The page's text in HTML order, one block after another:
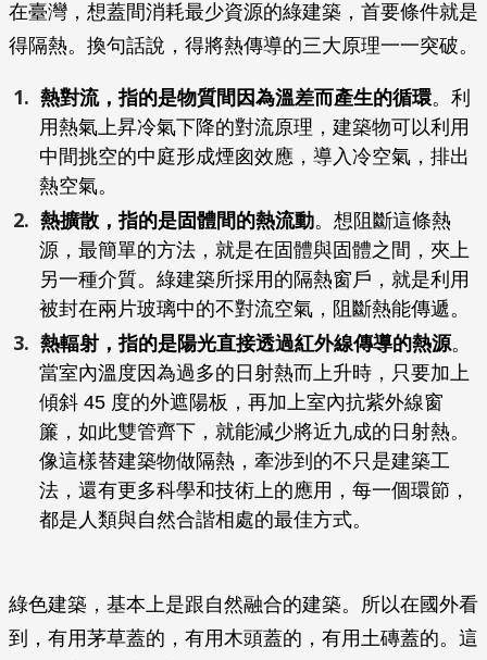
在臺灣，想蓋間消耗最少資源的綠建築，首要條件就是
得隔熱。換句話說，得將熱傳導的三大原理一一突破。
熱對流，指的是物質間因為溫差而產生的循環。利
用熱氣上昇冷氣下降的對流原理，建築物可以利用
中間挑空的中庭形成煙囪效應，導入冷空氣，排出
熱空氣。
熱擴散，指的是固體間的熱流動。想阻斷這條熱
源，最簡單的方法，就是在固體與固體之間，夾上
另一種介質。綠建築所採用的隔熱窗戶，就是利用
被封在兩片玻璃中的不對流空氣，阻斷熱能傳遞。
熱輻射，指的是陽光直接透過紅外線傳導的熱源。
當室內溫度因為過多的日射熱而上升時，只要加上
傾斜 45 度的外遮陽板，再加上室內抗紫外線窗
簾，如此雙管齊下，就能減少將近九成的日射熱。
像這樣替建築物做隔熱，牽涉到的不只是建築工
法，還有更多科學和技術上的應用，每一個環節，
都是人類與自然合諧相處的最佳方式。
綠色建築，基本上是跟自然融合的建築。所以在國外看
到，有用茅草蓋的，有用木頭蓋的，有用土磚蓋的。這